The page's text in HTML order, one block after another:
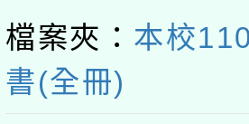
檔案夾： 本校
書(全冊)